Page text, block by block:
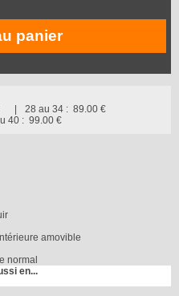
panier
28 au 34 : 89.00 €
40 : 99.00 €
amovible
normal
en...